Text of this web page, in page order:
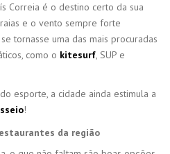
Correia é o destino certo da sua
e o vento sempre forte
tornasse uma das mais procuradas
como o kitesurf , SUP e
esporte, a cidade ainda estimula a
!
da região